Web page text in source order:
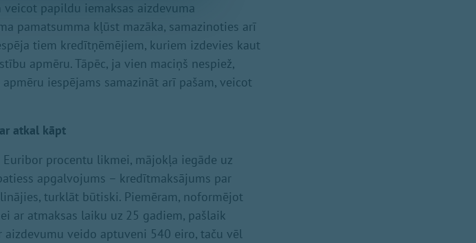
papildu iemaksas aizdevuma
pamatsumma kļūst mazāka, samazinoties arī
tiem kredītņēmējiem, kuriem izdevies kaut
apmēru. Tāpēc, ja vien maciņš nespiež,
iespējams samazināt arī pašam, veicot
atkal kāpt
procentu likmei, mājokļa iegāde uz
apgalvojums – kredītmaksājums par
turklāt būtiski. Piemēram, noformējot
ar atmaksas laiku uz 25 gadiem, pašlaik
aizdevumu veido aptuveni 540 eiro, taču vēl